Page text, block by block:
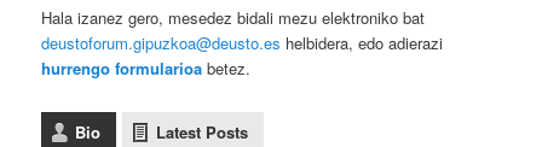
Hala izanez gero, mesedez bidali mezu elektroniko bat
deustoforum.gipuzkoa@deusto.es helbidera, edo adierazi
hurrengo formularioa betez.
Bio Latest Posts